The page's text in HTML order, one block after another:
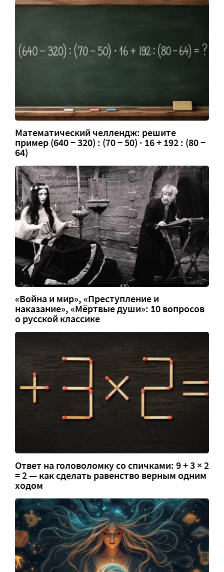
Математический челлендж: решите
пример (640 − 320) : (70 − 50) · 16 + 192 : (80 −
64)
«Война и мир», «Преступление и
наказание», «Мёртвые души»: 10 вопросов
о русской классике
Ответ на головоломку со спичками: 9 + 3 × 2
= 2 — как сделать равенство верным одним
ходом